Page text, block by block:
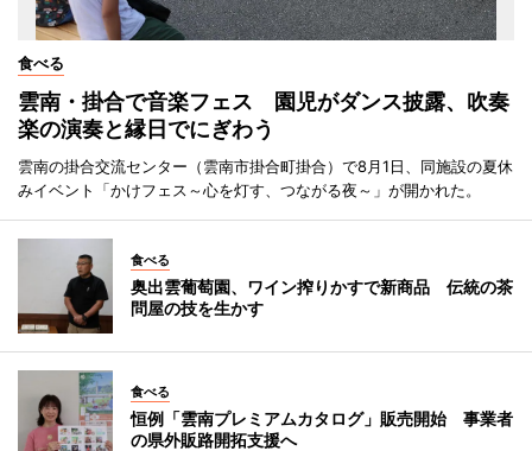
食べる
雲南・掛合で音楽フェス 園児がダンス披露、吹奏
楽の演奏と縁日でにぎわう
雲南の掛合交流センター（雲南市掛合町掛合）で8月1日、同施設の夏休
みイベント「かけフェス～心を灯す、つながる夜～」が開かれた。
食べる
奥出雲葡萄園、ワイン搾りかすで新商品 伝統の茶
問屋の技を生かす
食べる
恒例「雲南プレミアムカタログ」販売開始 事業者
の県外販路開拓支援へ